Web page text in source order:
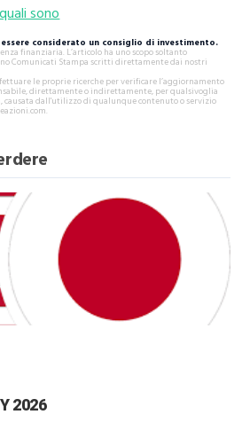
sono
considerato un consiglio di investimento.
finanziaria. L’articolo ha uno scopo soltanto
Comunicati Stampa scritti direttamente dai nostri
le proprie ricerche per verificare l’aggiornamento
direttamente o indirettamente, per qualsivoglia
causata dall'utilizzo di qualunque contenuto o servizio
2026